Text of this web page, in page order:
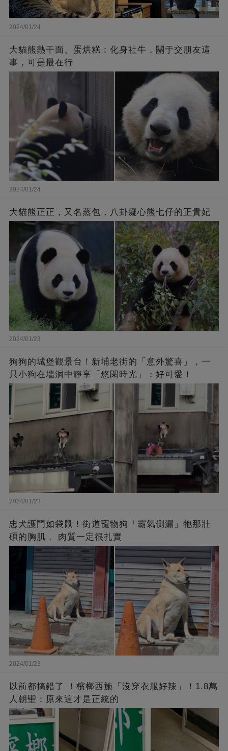
2024/01/24
大貓熊熱干面、蛋烘糕：化身社牛，關于交朋友這
事，可是最在行
2024/01/24
大貓熊正正，又名蒸包，八卦癡心熊七仔的正貴妃
2024/01/23
狗狗的城堡觀景台！新埔老街的「意外驚喜」，一
只小狗在墻洞中靜享「悠閑時光」：好可愛！
2024/01/23
忠犬護門如袋鼠！街道寵物狗「霸氣側漏」牠那壯
碩的胸肌， 肉質一定很扎實
2024/01/23
以前都搞錯了 ！檳榔西施「沒穿衣服好辣」！1.8萬
人朝聖：原來這才是正統的